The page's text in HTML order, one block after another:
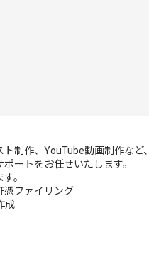
制作、YouTube動画制作な
ートをお任せいたします。
。
憑ファイリング
成